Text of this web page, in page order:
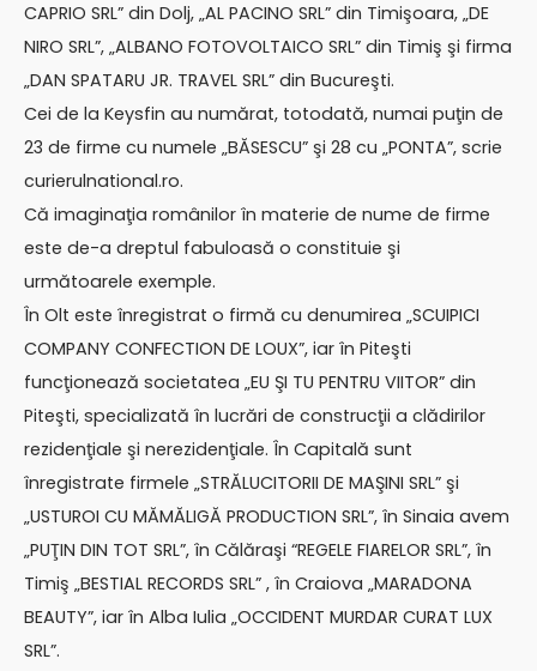
CAPRIO SRL” din Dolj, „AL PACINO SRL” din Timişoara, „DE
NIRO SRL”, „ALBANO FOTOVOLTAICO SRL” din Timiş şi firma
„DAN SPATARU JR. TRAVEL SRL” din Bucureşti.
Cei de la Keysfin au numărat, totodată, numai puţin de
23 de firme cu numele „BĂSESCU” şi 28 cu „PONTA”, scrie
curierulnational.ro.
Că imaginaţia românilor în materie de nume de firme
este de-a dreptul fabuloasă o constituie şi
următoarele exemple.
În Olt este înregistrat o firmă cu denumirea „SCUIPICI
COMPANY CONFECTION DE LOUX”, iar în Piteşti
funcţionează societatea „EU ŞI TU PENTRU VIITOR” din
Piteşti, specializată în lucrări de construcţii a clădirilor
rezidenţiale şi nerezidenţiale. În Capitală sunt
înregistrate firmele „STRĂLUCITORII DE MAŞINI SRL” şi
„USTUROI CU MĂMĂLIGĂ PRODUCTION SRL”, în Sinaia avem
„PUŢIN DIN TOT SRL”, în Călăraşi “REGELE FIARELOR SRL”, în
Timiş „BESTIAL RECORDS SRL” , în Craiova „MARADONA
BEAUTY”, iar în Alba Iulia „OCCIDENT MURDAR CURAT LUX
SRL”.